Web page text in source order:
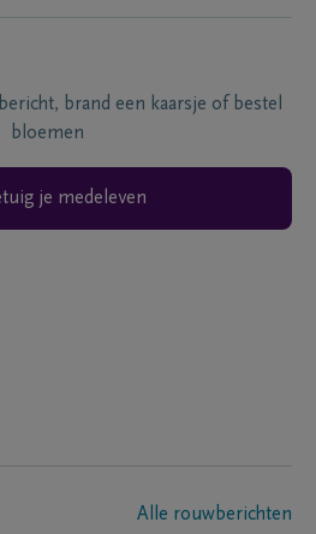
brand een kaarsje of bestel
bloemen
je medeleven
Alle rouwberichten